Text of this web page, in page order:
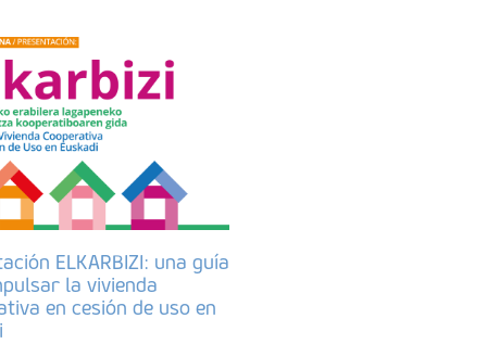
ELKARBIZI: una guía
la vivienda
en cesión de uso en